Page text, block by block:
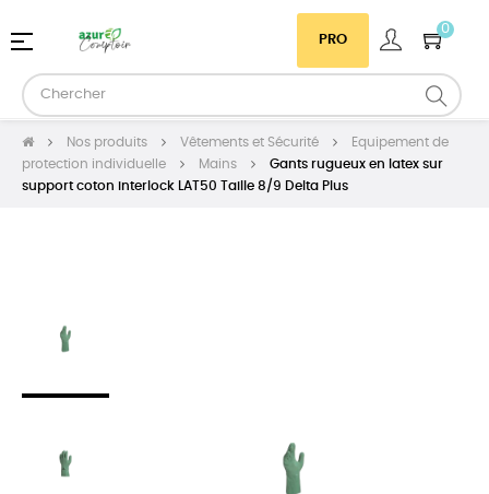
PRO
0
Basculer
navigation
☰
Nos produits Vêtements et Sécurité
Equipement de
protection individuelle
Mains
Gants rugueux en latex sur
support coton interlock LAT50 Taille 8/9 Delta Plus